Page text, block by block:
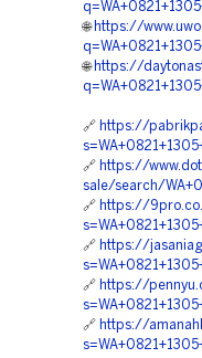
🌐 https://
🌐 https://
🔗 https://
🔗 https://
sale/search/
🔗 https://
🔗 https://
🔗 https://
🔗 https://